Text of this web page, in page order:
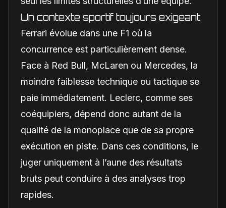
Un contexte sportif toujours exigeant
Ferrari évolue dans une F1 où la
concurrence est particulièrement dense.
Face à Red Bull, McLaren ou Mercedes, la
moindre faiblesse technique ou tactique se
paie immédiatement. Leclerc, comme ses
coéquipiers, dépend donc autant de la
qualité de la monoplace que de sa propre
exécution en piste. Dans ces conditions, le
juger uniquement à l’aune des résultats
bruts peut conduire à des analyses trop
rapides.